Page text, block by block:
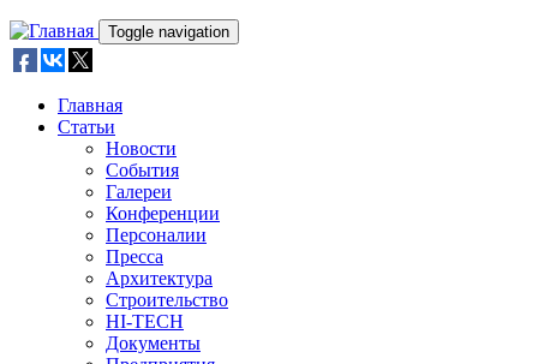
Toggle navigation
Главная
Статьи
Новости
События
Галереи
Конференции
Персоналии
Пресса
Архитектура
Строительство
HI-TECH
Документы